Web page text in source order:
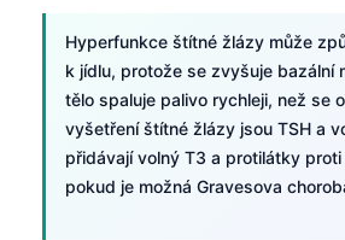
Hyperfunkce štítné žlázy může
k jídlu, protože se zvyšuje bazální
tělo spaluje palivo rychleji, než se
vyšetření štítné žlázy jsou TSH a
přidávají volný T3 a protilátky proti
pokud je možná Gravesova